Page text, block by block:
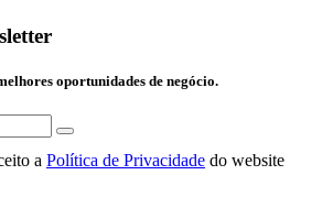
oportunidades de negócio.
a Política de Privacidade do website